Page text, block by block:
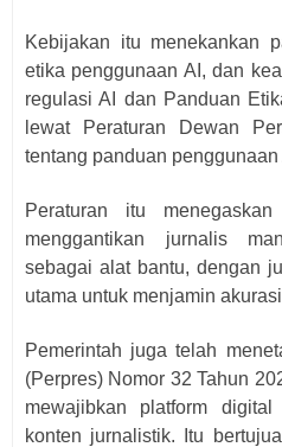
Kebijakan itu menekankan
etika penggunaan AI, dan
regulasi AI dan Panduan
lewat Peraturan Dewan
tentang panduan
Peraturan itu
menggantikan jurnalis
sebagai alat bantu, dengan
utama untuk menjamin
Pemerintah juga telah
(Perpres) Nomor 32 Tahun
mewajibkan platform
konten jurnalistik. Itu